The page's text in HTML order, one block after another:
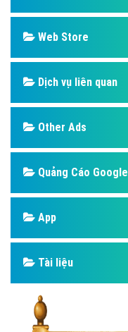
Web Store
Dịch vụ liên quan
Other Ads
Quảng Cáo Google
App
Tài liệu